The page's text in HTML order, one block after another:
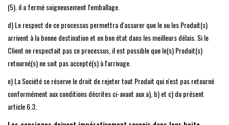
(5). il a fermé soigneusement l'emballage.
d) Le respect de ce processus permettra d'assurer que le ou les Produit(s)
arrivent à la bonne destination et en bon état dans les meilleurs délais. Si le
Client ne respectait pas ce processus, il est possible que le(s) Produit(s)
retourné(s) ne soit pas accepté(s) à l'arrivage.
e) La Société se réserve le droit de rejeter tout Produit qui n'est pas retourné
conformément aux conditions décrites ci-avant aux a), b) et c) du présent
article 6.3.